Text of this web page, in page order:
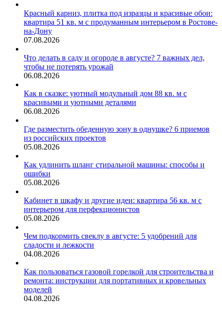
Красный карниз, плитка под изразцы и красивые обои:
квартира 51 кв. м с продуманным интерьером в Ростове-
на-Дону
07.08.2026
Что делать в саду и огороде в августе? 7 важных дел,
чтобы не потерять урожай
06.08.2026
Как в сказке: уютный модульный дом 88 кв. м с
красивыми и уютными деталями
06.08.2026
Где разместить обеденную зону в однушке? 6 приемов
из российских проектов
05.08.2026
Как удлинить шланг стиральной машины: способы и
ошибки
05.08.2026
Кабинет в шкафу и другие идеи: квартира 56 кв. м с
интерьером для перфекционистов
05.08.2026
Чем подкормить свеклу в августе: 5 удобрений для
сладости и лежкости
04.08.2026
Как пользоваться газовой горелкой для строительства и
ремонта: инструкции для портативных и кровельных
моделей
04.08.2026